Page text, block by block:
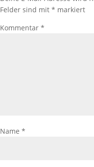
Felder sind mit * markiert
Kommentar *
Name *